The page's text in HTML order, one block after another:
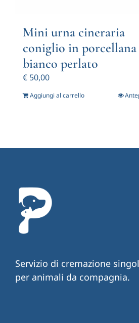
Mini urna cineraria
coniglio in porcellana
bianco perlato
€ 50,00
Aggiungi al carrello
Servizio di cremazione
per animali da compagnia.